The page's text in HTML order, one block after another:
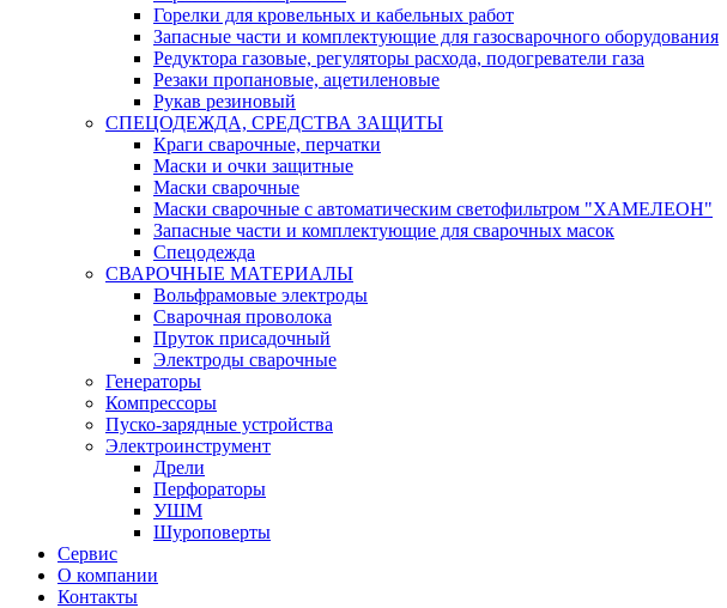
Горелки для кровельных и кабельных работ
Запасные части и комплектующие для газосварочного оборудования
Редуктора газовые, регуляторы расхода, подогреватели газа
Резаки пропановые, ацетиленовые
Рукав резиновый
СПЕЦОДЕЖДА, СРЕДСТВА ЗАЩИТЫ
Краги сварочные, перчатки
Маски и очки защитные
Маски сварочные
Маски сварочные с автоматическим светофильтром "ХАМЕЛЕОН"
Запасные части и комплектующие для сварочных масок
Спецодежда
СВАРОЧНЫЕ МАТЕРИАЛЫ
Вольфрамовые электроды
Сварочная проволока
Пруток присадочный
Электроды сварочные
Генераторы
Компрессоры
Пуско-зарядные устройства
Электроинструмент
Дрели
Перфораторы
УШМ
Шуроповерты
Сервис
О компании
Контакты